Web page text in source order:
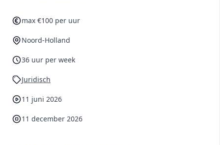
max €100 per uur
Noord-Holland
36 uur per week
Juridisch
11 juni 2026
11 december 2026